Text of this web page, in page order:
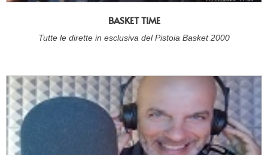
BASKET TIME
Tutte le dirette in esclusiva del Pistoia Basket 2000